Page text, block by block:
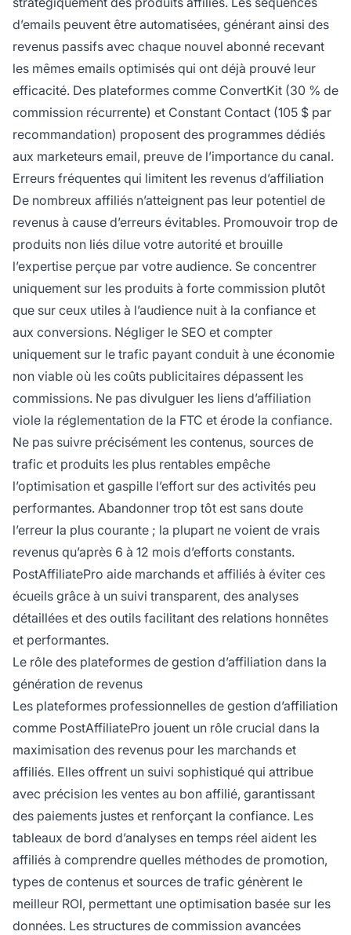
d’emails peuvent être automatisées, générant ainsi des
revenus passifs avec chaque nouvel abonné recevant
les mêmes emails optimisés qui ont déjà prouvé leur
efficacité. Des plateformes comme ConvertKit (30 % de
commission récurrente) et Constant Contact (105 $ par
recommandation) proposent des programmes dédiés
aux marketeurs email, preuve de l’importance du canal.
Erreurs fréquentes qui limitent les revenus d’affiliation
De nombreux affiliés n’atteignent pas leur potentiel de
revenus à cause d’erreurs évitables. Promouvoir trop de
produits non liés dilue votre autorité et brouille
l’expertise perçue par votre audience. Se concentrer
uniquement sur les produits à forte commission plutôt
que sur ceux utiles à l’audience nuit à la confiance et
aux conversions. Négliger le SEO et compter
uniquement sur le trafic payant conduit à une économie
non viable où les coûts publicitaires dépassent les
commissions. Ne pas divulguer les liens d’affiliation
viole la réglementation de la FTC et érode la confiance.
Ne pas suivre précisément les contenus, sources de
trafic et produits les plus rentables empêche
l’optimisation et gaspille l’effort sur des activités peu
performantes. Abandonner trop tôt est sans doute
l’erreur la plus courante ; la plupart ne voient de vrais
revenus qu’après 6 à 12 mois d’efforts constants.
PostAffiliatePro aide marchands et affiliés à éviter ces
écueils grâce à un suivi transparent, des analyses
détaillées et des outils facilitant des relations honnêtes
et performantes.
Le rôle des plateformes de gestion d’affiliation dans la
génération de revenus
Les plateformes professionnelles de gestion d’affiliation
comme PostAffiliatePro jouent un rôle crucial dans la
maximisation des revenus pour les marchands et
affiliés. Elles offrent un suivi sophistiqué qui attribue
avec précision les ventes au bon affilié, garantissant
des paiements justes et renforçant la confiance. Les
tableaux de bord d’analyses en temps réel aident les
affiliés à comprendre quelles méthodes de promotion,
types de contenus et sources de trafic génèrent le
meilleur ROI, permettant une optimisation basée sur les
données. Les structures de commission avancées